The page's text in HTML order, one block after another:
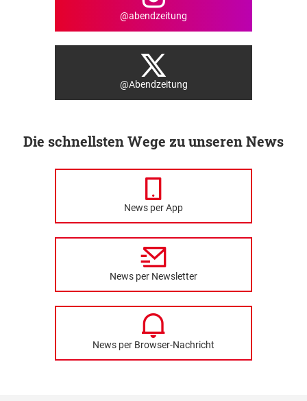
@abendzeitung
@Abendzeitung
Die schnellsten Wege zu unseren News
News per App
News per Newsletter
News per Browser-Nachricht